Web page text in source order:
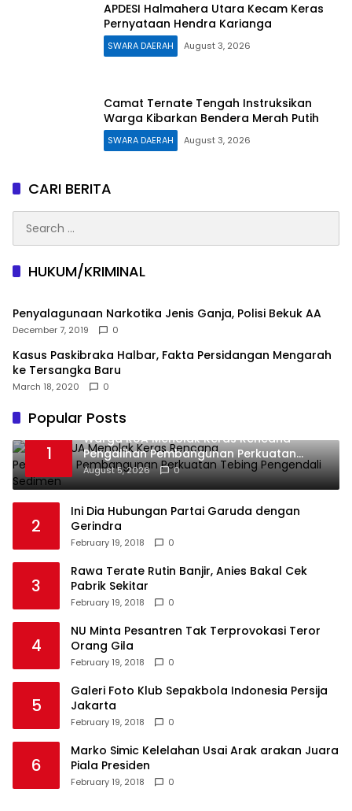
APDESI Halmahera Utara Kecam Keras
Pernyataan Hendra Karianga
SWARA DAERAH August 3, 2026
Camat Ternate Tengah Instruksikan
Warga Kibarkan Bendera Merah Putih
SWARA DAERAH August 3, 2026
CARI BERITA
for:
HUKUM/KRIMINAL
Penyalagunaan Narkotika Jenis Ganja, Polisi Bekuk AA
December 7, 2019 0
Kasus Paskibraka Halbar, Fakta Persidangan Mengarah
ke Tersangka Baru
March 18, 2020 0
Popular Posts
1
Warga RUA Menolak Keras Rencana
Pengalihan Pembangunan Perkuatan
Tebing Pengendali Sedimen
August 5, 2026 0
2
Ini Dia Hubungan Partai Garuda dengan
Gerindra
February 19, 2018 0
3
Rawa Terate Rutin Banjir, Anies Bakal Cek
Pabrik Sekitar
February 19, 2018 0
4
NU Minta Pesantren Tak Terprovokasi Teror
Orang Gila
February 19, 2018 0
5
Galeri Foto Klub Sepakbola Indonesia Persija
Jakarta
February 19, 2018 0
6
Marko Simic Kelelahan Usai Arak arakan Juara
Piala Presiden
February 19, 2018 0